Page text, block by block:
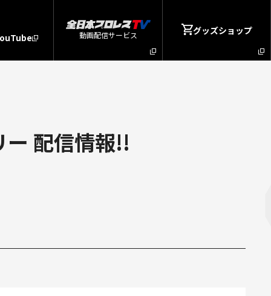
動画配信サービス グッズショップ
ー 配信情報!!